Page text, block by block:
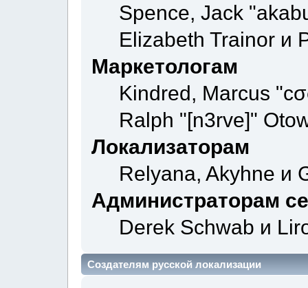
Spence, Jack
Elizabeth Trainor и
Маркетологам
Kindred, Marcus
Ralph "[n3rve]"
Локализаторам
Relyana, Akyhne и
Администраторам
Derek Schwab и
Создателям русской локализации